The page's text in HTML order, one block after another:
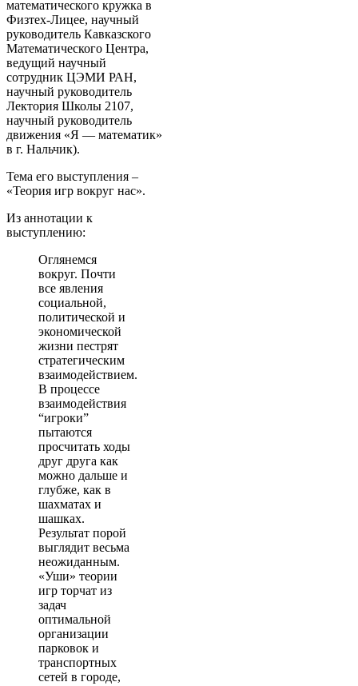
математического кружка в
Физтех-Лицее, научный
руководитель Кавказского
Математического Центра,
ведущий научный
сотрудник ЦЭМИ РАН,
научный руководитель
Лектория Школы 2107,
научный руководитель
движения «Я — математик»
в г. Нальчик).
Тема его выступления –
«Теория игр вокруг нас».
Из аннотации к
выступлению:
Оглянемся
вокруг. Почти
все явления
социальной,
политической и
экономической
жизни пестрят
стратегическим
взаимодействием.
В процессе
взаимодействия
“игроки”
пытаются
просчитать ходы
друг друга как
можно дальше и
глубже, как в
шахматах и
шашках.
Результат порой
выглядит весьма
неожиданным.
«Уши» теории
игр торчат из
задач
оптимальной
организации
парковок и
транспортных
сетей в городе,